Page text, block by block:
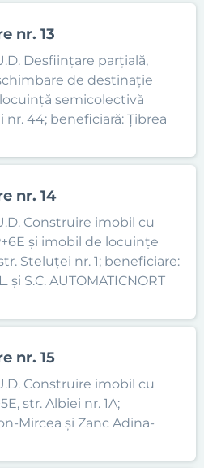
nr. 13
Desființare parțială,
de destinație
semicolectivă
nr. 44; beneficiară: Țibrea
nr. 14
Construire imobil cu
și imobil de locuințe
Steluței nr. 1; beneficiare:
și S.C. AUTOMATICNORT
nr. 15
Construire imobil cu
str. Albiei nr. 1A;
Mircea și Zanc Adina-